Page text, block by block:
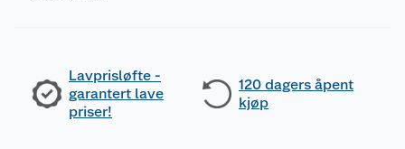
Lavprisløfte -
garantert lave
priser!
120 dagers åpent
kjøp